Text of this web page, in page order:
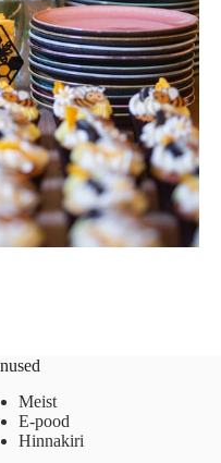
Meist
E-pood
Hinnakiri